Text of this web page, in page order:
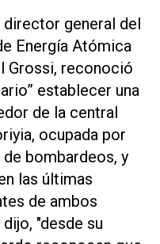
general del
Energía Atómica
Grossi, reconoció
establecer una
de la central
ocupada por
bombardeos, y
las últimas
de ambos
"desde su